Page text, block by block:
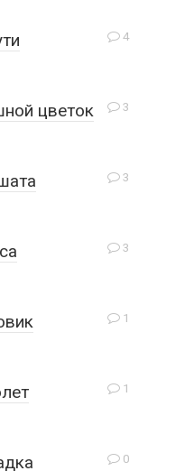
4
3
цветок
3
3
1
1
0